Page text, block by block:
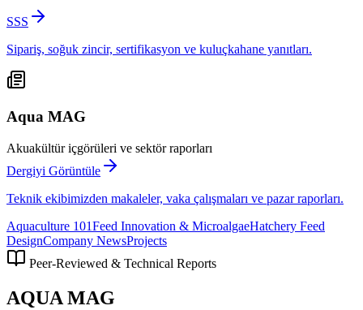
SSS
Sipariş, soğuk zincir, sertifikasyon ve kuluçkahane yanıtları.
Aqua MAG
Akuakültür içgörüleri ve sektör raporları
Dergiyi Görüntüle
Teknik ekibimizden makaleler, vaka çalışmaları ve pazar raporları.
Aquaculture 101Feed Innovation & MicroalgaeHatchery Feed
DesignCompany NewsProjects
Peer-Reviewed & Technical Reports
AQUA MAG